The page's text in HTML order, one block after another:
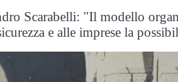
Scarabelli: "Il modello
e alle imprese la